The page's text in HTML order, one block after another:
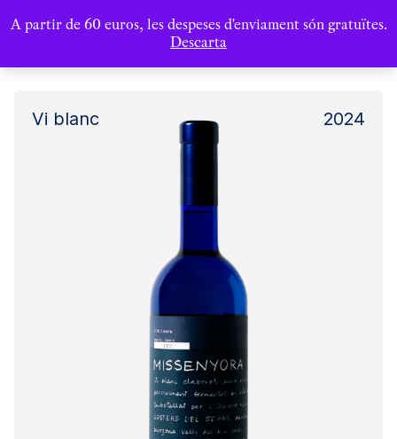
A partir de 60 euros, les despeses d'enviament són gratuïtes.
Descarta
Vi blanc 2024